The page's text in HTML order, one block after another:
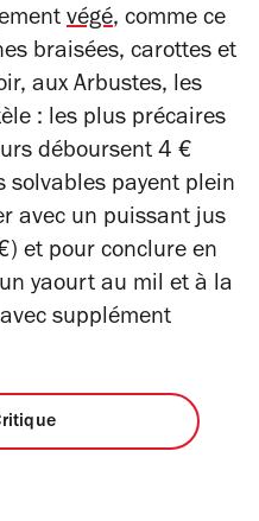
végé, comme ce
braisées, carottes et
aux Arbustes, les
: les plus précaires
déboursent 4 €
solvables payent plein
avec un puissant jus
et pour conclure en
yaourt au mil et à la
supplément